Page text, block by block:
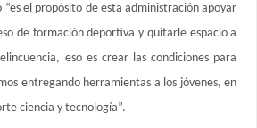
“es el propósito de esta administración apoyar
de formación deportiva y quitarle espacio a
eso es crear las condiciones para
entregando herramientas a los jóvenes, en
ciencia y tecnología”.